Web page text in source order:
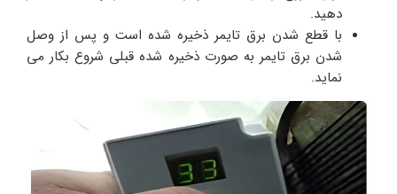
دهید.
با قطع شدن برق تایمر ذخیره شده است و پس از وصل
شدن برق تایمر به صورت ذخیره شده قبلی شروع بکار می
نماید.